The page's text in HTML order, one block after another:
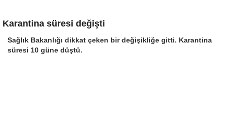
Karantina süresi değişti
Sağlık Bakanlığı dikkat çeken bir değişikliğe gitti. Karantina
süresi 10 güne düştü.